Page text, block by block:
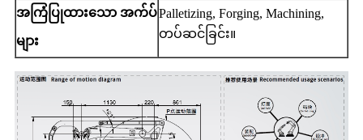
အကြံပြုထားသော အက်ပ်
များ
Palletizing, Forging, Machining,
တပ်ဆင်ခြင်း။